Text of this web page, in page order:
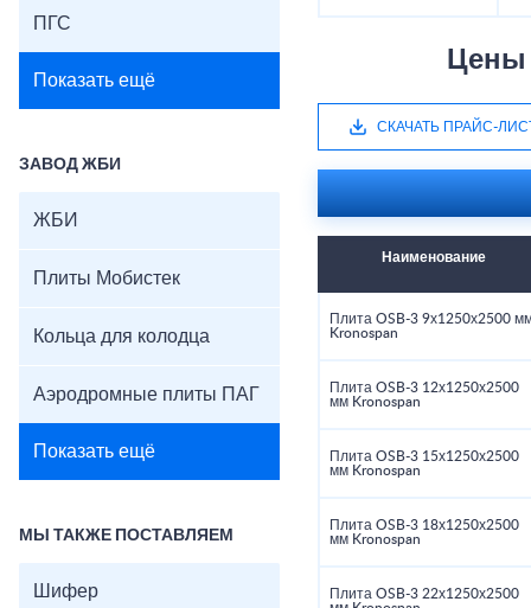
ПГС
Показать ещё
ЗАВОД ЖБИ
ЖБИ
Плиты Мобистек
Кольца для колодца
Аэродромные плиты ПАГ
Показать ещё
МЫ ТАКЖЕ ПОСТАВЛЯЕМ
Шифер
Цены
СКАЧАТЬ ПРАЙС-
Наименование
Плита OSB-3 9х1250х2500
Kronospan
Плита OSB-3 12х1250х2500
мм Kronospan
Плита OSB-3 15х1250х2500
мм Kronospan
Плита OSB-3 18х1250х2500
мм Kronospan
Плита OSB-3 22х1250х2500